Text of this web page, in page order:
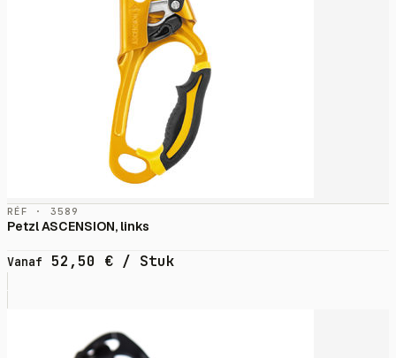
RÉF · 3589
Petzl ASCENSION, links
Vanaf 52,50 € / Stuk